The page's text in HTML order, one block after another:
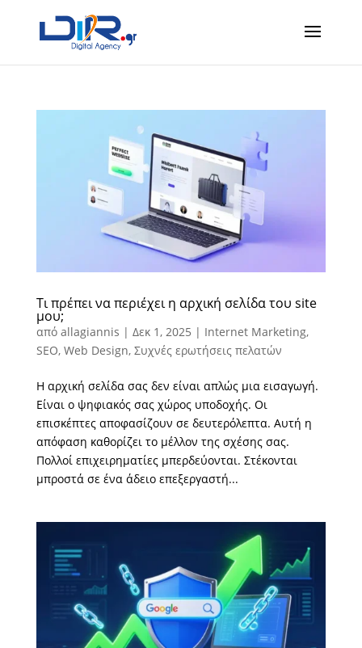
Τι πρέπει να περιέχει η αρχική σελίδα του site
μου;
από allagiannis | Δεκ 1, 2025 | Internet Marketing,
SEO, Web Design, Συχνές ερωτήσεις πελατών
Η αρχική σελίδα σας δεν είναι απλώς μια εισαγωγή.
Είναι ο ψηφιακός σας χώρος υποδοχής. Οι
επισκέπτες αποφασίζουν σε δευτερόλεπτα. Αυτή η
απόφαση καθορίζει το μέλλον της σχέσης σας.
Πολλοί επιχειρηματίες μπερδεύονται. Στέκονται
μπροστά σε ένα άδειο επεξεργαστή...